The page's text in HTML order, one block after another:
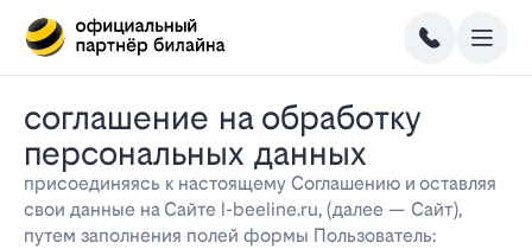
соглашение на обработку
персональных данных
присоединяясь к настоящему Соглашению и оставляя
свои данные на Сайте l-beeline.ru, (далее — Сайт),
путем заполнения полей формы Пользователь: